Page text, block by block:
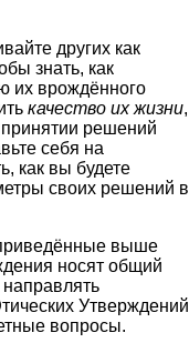
других как
знать, как
их врождённого
качество их жизни,
решений
себя на
как вы будете
своих решений в
выше
носят общий
Утверждений
вопросы.